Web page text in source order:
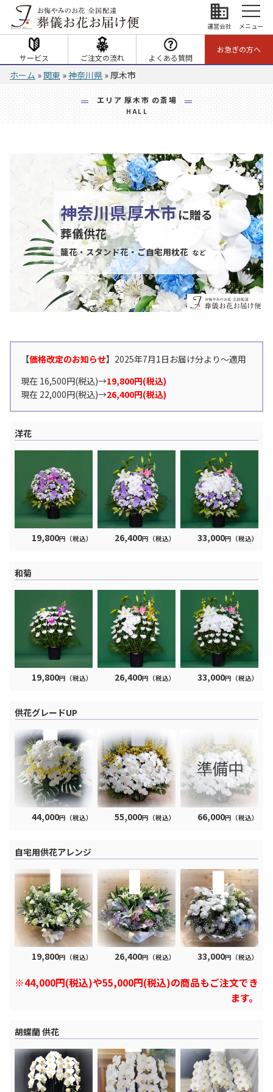
business
運営会社 メニュー
サービス ご注文の流れ よくある質問
お急ぎの方へ
ホーム » 関東 »神奈川県 »厚木市
エリア 厚木市 の斎場
HALL
神奈川県厚木市に贈る
葬儀供花
籠花・スタンド花・ご自宅用枕花 など
【価格改定のお知らせ】2025年7月1日お届け分より〜適用
現在 16,500円(税込)→19,800円(税込)
現在 22,000円(税込)→26,400円(税込)
洋花
19,800円（税込） 26,400円（税込） 33,000円（税込）
和菊
19,800円（税込） 26,400円（税込） 33,000円（税込）
供花グレードUP
44,000円（税込） 55,000円（税込） 66,000円（税込）
自宅用供花アレンジ
19,800円（税込） 26,400円（税込） 33,000円（税込）
※44,000円(税込)や55,000円(税込)の商品もご注文でき
ます。
胡蝶蘭 供花